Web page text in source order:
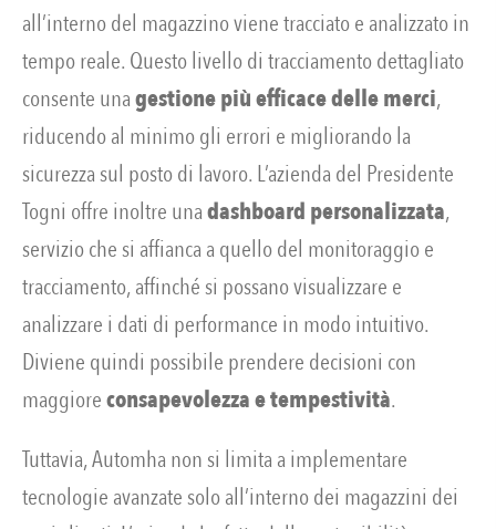
all’interno del magazzino viene tracciato e analizzato in
tempo reale. Questo livello di tracciamento dettagliato
consente unagestione più efficace delle merci,
riducendo al minimo gli errori e migliorando la
sicurezza sul posto di lavoro. L’azienda del Presidente
Togni offre inoltre unadashboard personalizzata,
servizio che si affianca a quello del monitoraggio e
tracciamento, affinché si possano visualizzare e
analizzare i dati di performance in modo intuitivo.
Diviene quindi possibile prendere decisioni con
maggioreconsapevolezza e tempestività.
Tuttavia, Automha non si limita a implementare
tecnologie avanzate solo all’interno dei magazzini dei